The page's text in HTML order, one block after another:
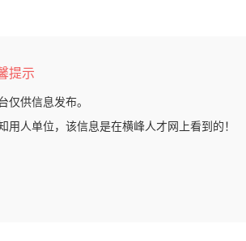
提示
仅供信息发布。
用人单位，该信息是在横峰人才网上看到的！